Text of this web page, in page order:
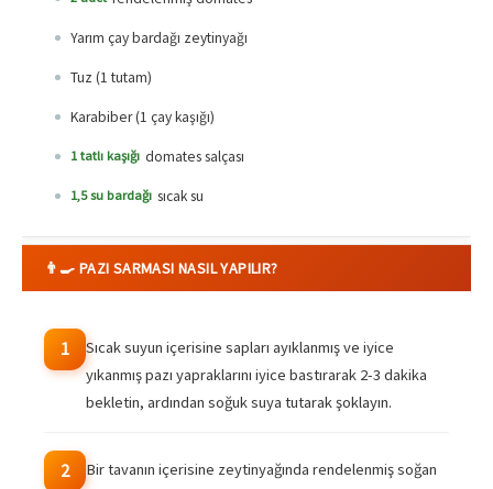
Yarım çay bardağı zeytinyağı
Tuz (1 tutam)
Karabiber (1 çay kaşığı)
1 tatlı kaşığı domates salçası
1,5 su bardağı sıcak su
👨‍🍳 PAZI SARMASI NASIL YAPILIR?
1
Sıcak suyun içerisine sapları ayıklanmış ve iyice
yıkanmış pazı yapraklarını iyice bastırarak 2-3 dakika
bekletin, ardından soğuk suya tutarak şoklayın.
2
Bir tavanın içerisine zeytinyağında rendelenmiş soğan